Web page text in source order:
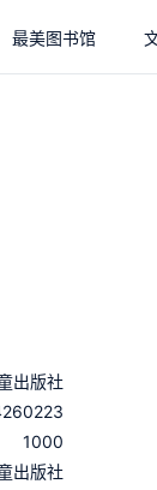
最美图书馆
出版社
1000
出版社